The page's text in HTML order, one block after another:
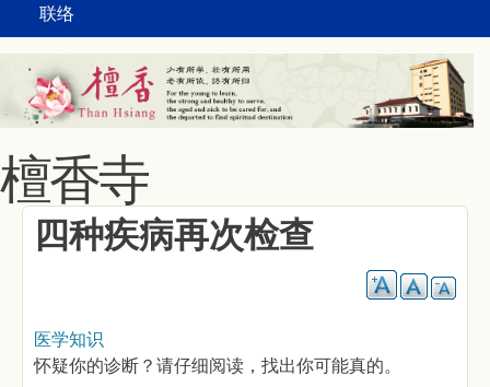
联络
檀香寺
四种疾病再次检查
医学知识
怀疑你的诊断？请仔细阅读，找出你可能真的。